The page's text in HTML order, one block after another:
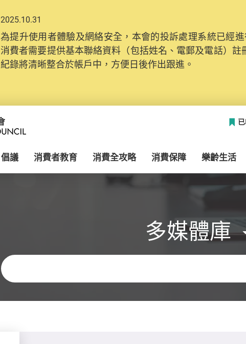
2025.10.31
為提升使用者體驗及網絡安全，本會的投訴處理系統已經
消費者需要提供基本聯絡資料（包括姓名、電郵及電話）
紀錄將清晰整合於帳戶中，方便日後作出跟進。
倡議 消費者教育 消費全攻略 消費保障 樂齡生活
多媒體庫
關鍵字